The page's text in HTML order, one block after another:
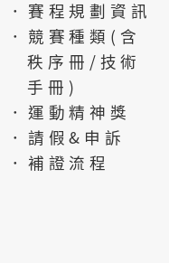
．賽程規劃資訊
．競賽種類(含
秩序冊/技術
手冊)
．運動精神獎
．請假&申訴
．補證流程